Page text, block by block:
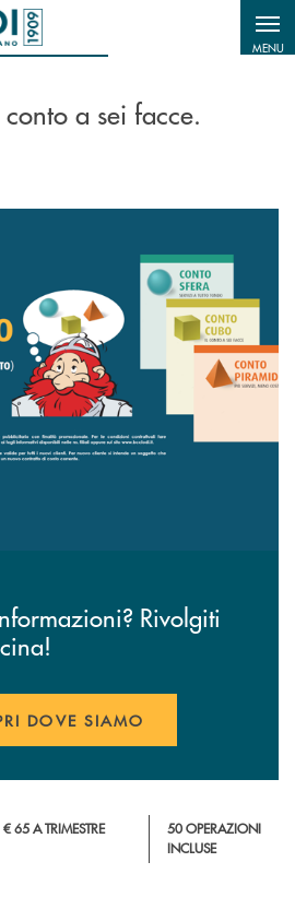
MENU
a sei facce.
Rivolgiti
DOVE SIAMO
€ 65 A TRIMESTRE
50 OPERAZIONI
INCLUSE